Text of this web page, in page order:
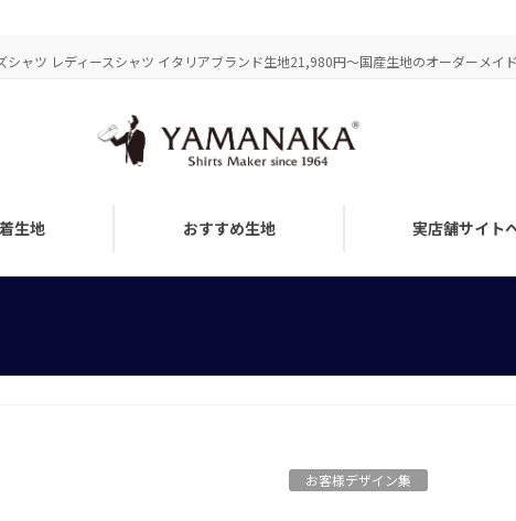
ャツ レディースシャツ イタリアブランド生地21,980円～国産生地のオーダーメイ
生地 おすすめ生地 実店舗サイト
お客様デザイン集